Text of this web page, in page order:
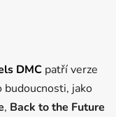
DMC patří verze
jako
, Back to the Future